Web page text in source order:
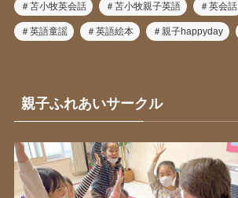
＃苫小牧英会話 ＃苫小牧親子英語 ＃英会話
＃英語童謡 ＃英語絵本 ＃親子happyday
親子ふれあいサークル